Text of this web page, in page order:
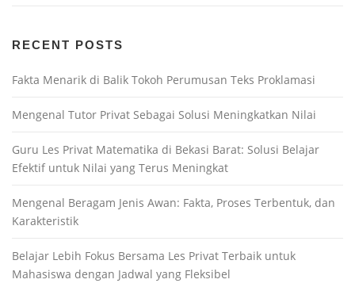
RECENT POSTS
Fakta Menarik di Balik Tokoh Perumusan Teks Proklamasi
Mengenal Tutor Privat Sebagai Solusi Meningkatkan Nilai
Guru Les Privat Matematika di Bekasi Barat: Solusi Belajar
Efektif untuk Nilai yang Terus Meningkat
Mengenal Beragam Jenis Awan: Fakta, Proses Terbentuk, dan
Karakteristik
Belajar Lebih Fokus Bersama Les Privat Terbaik untuk
Mahasiswa dengan Jadwal yang Fleksibel